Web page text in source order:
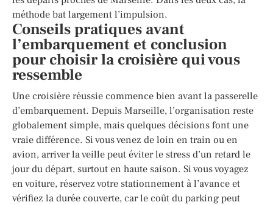
méthode bat largement l’impulsion.
Conseils pratiques avant
l’embarquement et conclusion
pour choisir la croisière qui vous
ressemble
Une croisière réussie commence bien avant la passerelle
d’embarquement. Depuis Marseille, l’organisation reste
globalement simple, mais quelques décisions font une
vraie différence. Si vous venez de loin en train ou en
avion, arriver la veille peut éviter le stress d’un retard le
jour du départ, surtout en haute saison. Si vous voyagez
en voiture, réservez votre stationnement à l’avance et
vérifiez la durée couverte, car le coût du parking peut